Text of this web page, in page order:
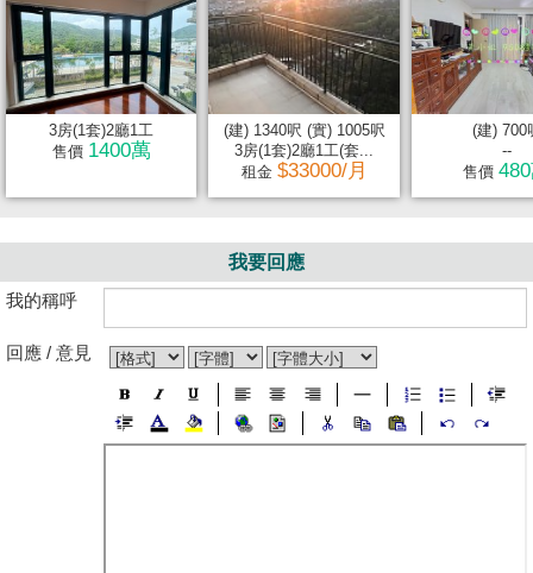
3房(1套)2廳1工
售價 1400萬
(建) 1340呎 (實) 1005呎
3房(1套)2廳1工(套...
租金 $33000/月
(建) 700
--
售價
我要回應
我的稱呼
回應 / 意見